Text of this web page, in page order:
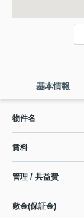
基本情報
物件名
賃料
管理 / 共益費
敷金(保証金)